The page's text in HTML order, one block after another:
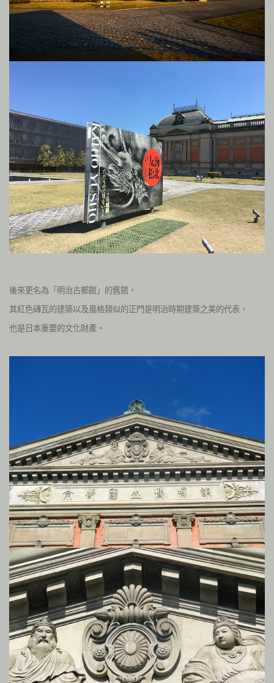
後來更名為 「明治古都館 」 的舊館，
其紅色磚瓦的建築以及風格類似的正門是明治時期建築之美的代表，
也是日本重要的文化財產。